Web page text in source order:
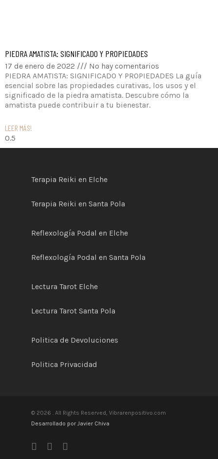
PIEDRA AMATISTA: SIGNIFICADO Y PROPIEDADES
17 de enero de 2022
No hay comentarios
PIEDRA AMATISTA: SIGNIFICADO Y PROPIEDADES La guía
esencial sobre las propiedades curativas, los usos y el
significado de la piedra amatista. Descubre cómo la
amatista puede contribuir a tu bienestar.
LEER MÁS!
Terapia Reiki en Elche
Terapia Reiki en Santa Pola
Reflexología Podal en Elche
Reflexología Podal en Santa Pola
Lectura Tarot Elche
Lectura Tarot Santa Pola
Politica de Devoluciones
Politica Privacidad
© 2026 . All Rights Reserved, Vibrarenpositivo.com
Desarrollado por Javier Chiva